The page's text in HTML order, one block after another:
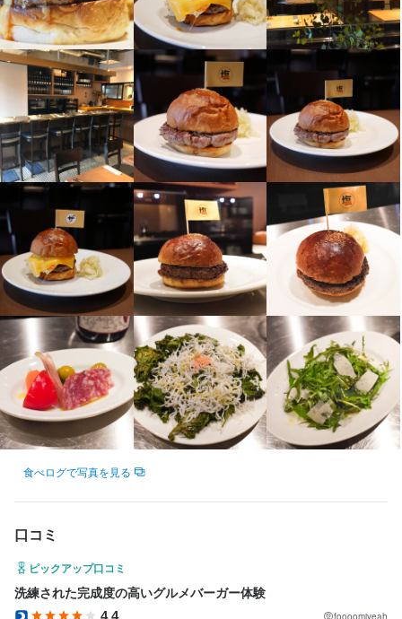
食べログで写真を見る
口コミ
ピックアップ口コミ
洗練された完成度の高いグルメバーガー体験
4.4 foooomiyeah
この仕事のおすすめポイント
【幅広いスキルが身につく環境】
独立を目指す方やフリーター、ブランクのある方も大歓迎。20代
中心の若いスタッフが活躍中で、女性も多数在籍しています。
【あなたの頑張りをしっかり評価】
昇給制度があり、成果や成長はしっかり評価します。交通費支
給、まかない・食事補助あり、社会保険完備で安心して働ける環
境です。制服貸与はもちろん、髪型やひげ、ネイル、ピアスも自
由なので自分らしく働けます。
【プライベートも充実】
月8日以上の休みがあり、シフト制で予定も調整しやすいです。終
電も考慮するので無理なく働けますし、残業も月20時間以下と少
なめ。オンオフのメリハリをつけて、プライベートも大切にでき
ます。
身に付くスキル
ラテアート ワインの知識 コーヒーの知識 サービスマナー
テーブルマナー
応募資格
【成果に応じた昇給アリ】
目標の達成度合いやスキルアップの度合いによって、給与はどん
身に付くスキル
包丁さばき ワインの知識 肉の知識 魚の知識 野菜の知識
お店の採用担当者からのメッセージ
飲食のスキルを学びたい方はぜひご応募ください。
飲食スキルだけでなく、店舗の運営上気を付けることも学べま
す。
やる気のあるかたに教えていきたいので、まずは気軽に面接しま
しょう！
店名
Burger POLICE
東京都目黒区碑文谷4-24-16 104
連絡先
036-303-1104